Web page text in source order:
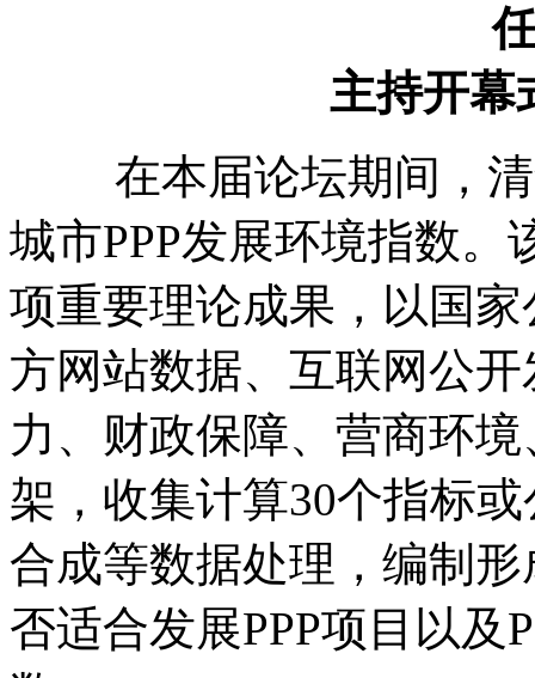
主持开幕
在本届论坛期间，清
城市PPP发展环境指数。
项重要理论成果，以国
方网站数据、互联网公
力、财政保障、营商环
架，收集计算30个指标
合成等数据处理，编制
否适合发展PPP项目以及